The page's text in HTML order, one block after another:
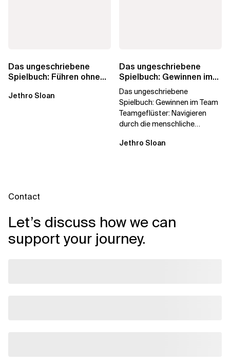
Das ungeschriebene
Spielbuch: Führen ohne
Jethro Sloan
Das ungeschriebene
Spielbuch: Gewinnen im
Team
Das ungeschriebene
Spielbuch: Gewinnen im Team
Teamgeflüster: Navigieren
durch die menschliche
vorbereitet hat „Wir...
Jethro Sloan
Contact
Let’s discuss how we can
support your journey.